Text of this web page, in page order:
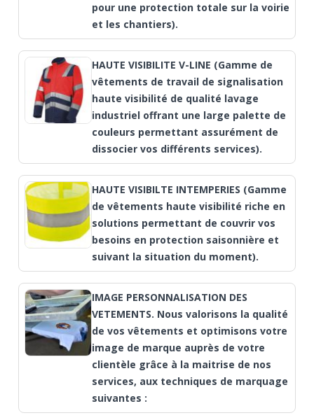
pour une protection totale sur la voirie
et les chantiers).
HAUTE VISIBILITE V-LINE (Gamme de
vêtements de travail de signalisation
haute visibilité de qualité lavage
industriel offrant une large palette de
couleurs permettant assurément de
dissocier vos différents services).
HAUTE VISIBILTE INTEMPERIES (Gamme
de vêtements haute visibilité riche en
solutions permettant de couvrir vos
besoins en protection saisonnière et
suivant la situation du moment).
IMAGE PERSONNALISATION DES
VETEMENTS. Nous valorisons la qualité
de vos vêtements et optimisons votre
image de marque auprès de votre
clientèle grâce à la maitrise de nos
services, aux techniques de marquage
suivantes :